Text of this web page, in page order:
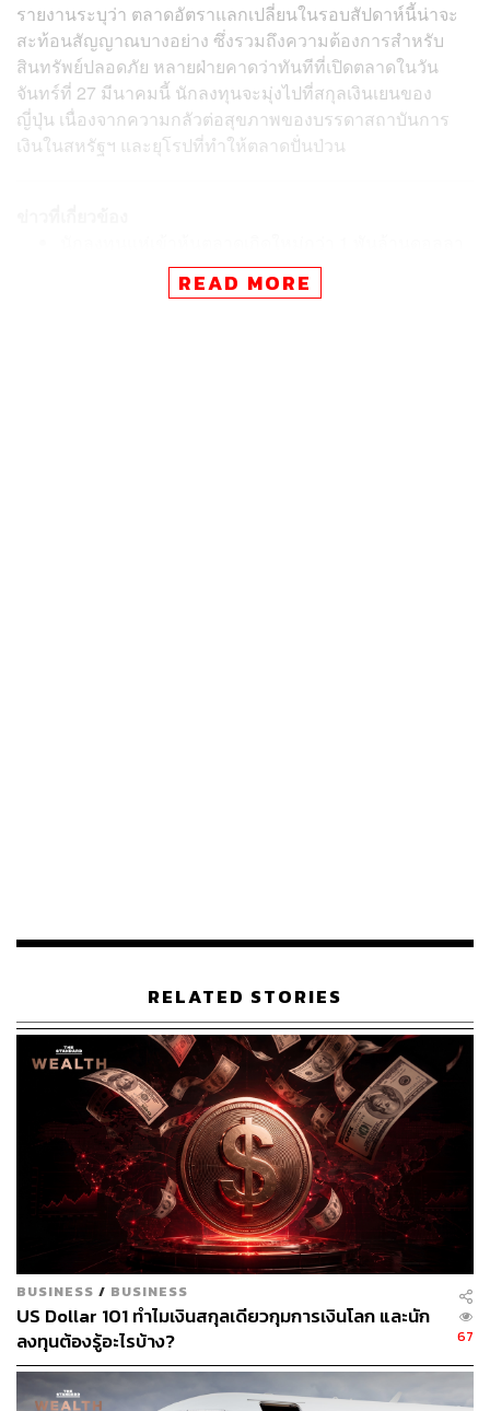
รายงานระบุว่า ตลาดอัตราแลกเปลี่ยนในรอบสัปดาห์นี้น่าจะ
สะท้อนสัญญาณบางอย่าง ซึ่งรวมถึงความต้องการสำหรับ
สินทรัพย์ปลอดภัย หลายฝ่ายคาดว่าทันทีที่เปิดตลาดในวัน
จันทร์ที่ 27 มีนาคมนี้ นักลงทุนจะมุ่งไปที่สกุลเงินเยนของ
ญี่ปุ่น เนื่องจากความกลัวต่อสุขภาพของบรรดาสถาบันการ
เงินในสหรัฐฯ และยุโรปที่ทำให้ตลาดปั่นป่วน
ร์ต่อวัน แต่ระวัง ‘งานเลี้ยงอาจใกล้เลิกรา’
การลงทุนฟื้นตัว ‘เร็วและแรง’ แซงเศรษฐกิจไปไหม?
รัฐมนตรีกระทรวงการคลังของสหรัฐฯ มีการเรียกประชุม
Stability Oversight Council ก็เป็นอีกหนึ่งความเคลื่อนไหวที่
ส่งผลต่อบรรยากาศโดยรวมของตลาดในรอบสัปดาห์นี้เช่น
ขณะนี้ ทางการสหรัฐฯ กำลังพิจารณาว่าจะให้การสนับสนุน
ธนาคาร First Republic Bank อย่างไรเพื่อให้มีเวลามากขึ้น
ในการปรับงบดุล นอกจากนี้ Valley National Bancorp และ
First Citizens BancShares Inc. ต่างกล่าวเป็นเสียงเดียวกันว่า
ต้องการเข้าไปจัดการดูแล Silicon Valley Bank ซึ่งต้อง
ติดตามต่อไปว่าทีมบริหารใดจะเข้าไปดำเนินการ ขณะที่ผู้
กำกับดูแลภาคการธนาคารของสวิตเซอร์แลนด์กล่าวว่า
Credit Suisse Group AG จะถูกสอบสวนตรวจสอบจากภาค
รัฐ ซึ่งอาจจะส่งผลกระทบต่อภาพรวมของระบบการเงินการ
ธนาคารของประเทศ
อย่างไรก็ตาม หน่วยงานกำกับดูแลชั้นนำของสหรัฐกล่าวเมื่อ
READ MORE
RELATED STORIES
BUSINESS / BUSINESS
US Dollar 101 ทำไมเงินสกุลเดียวกุมการเงินโลก และนัก
ลงทุนต้องรู้อะไรบ้าง?
67